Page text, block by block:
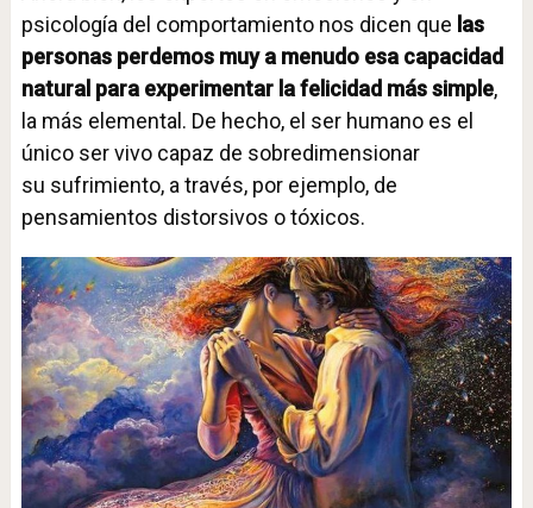
psicología del comportamiento nos dicen que las
personas perdemos muy a menudo esa capacidad
natural para experimentar la felicidad más simple,
la más elemental. De hecho, el ser humano es el
único ser vivo capaz de sobredimensionar
su sufrimiento, a través, por ejemplo, de
pensamientos distorsivos o tóxicos.